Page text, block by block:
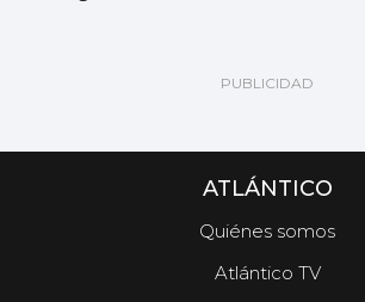
ATLÁNTICO
Quiénes somos
Atlántico TV